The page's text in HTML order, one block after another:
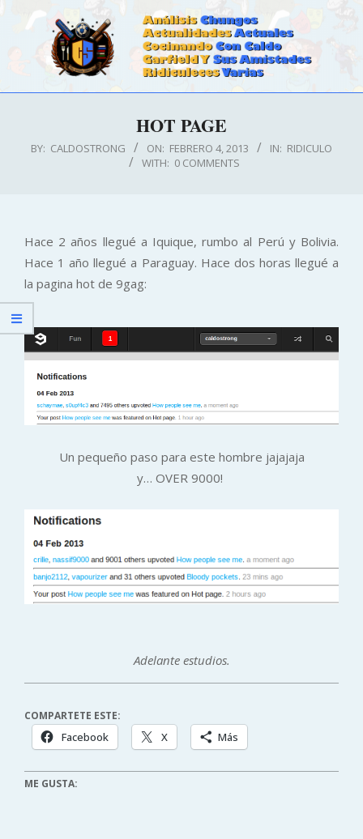
CALDOSTRONG.COM
HOT PAGE
BY: CALDOSTRONG ON: FEBRERO 4, 2013 IN: RIDICULO
WITH: 0 COMMENTS
Hace 2 años llegué a Iquique, rumbo al Perú y Bolivia.
Hace 1 año llegué a Paraguay. Hace dos horas llegué a
la pagina hot de 9gag:
Un pequeño paso para este hombre jajajaja
y… OVER 9000!
Adelante estudios.
COMPARTETE ESTE:
Facebook X Más
ME GUSTA: